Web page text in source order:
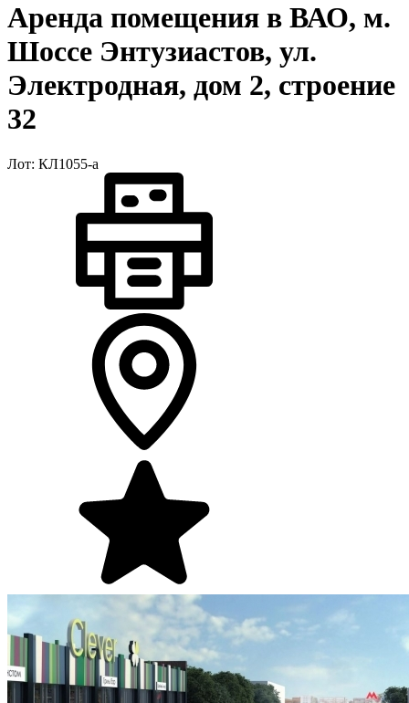
Аренда помещения в ВАО, м.
Шоссе Энтузиастов, ул.
Электродная, дом 2, строение
32
Лот: КЛ1055-a